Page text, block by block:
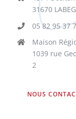
31670
05 82 95 37
Maison
1039 rue
2
NOUS